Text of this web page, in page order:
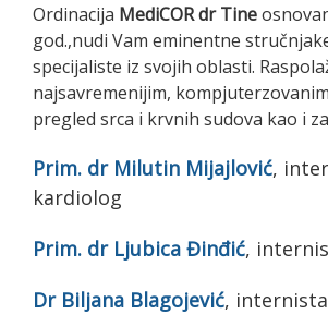
Ordinacija MediCOR dr Tine
god.,nudi Vam eminentne
specijaliste iz svojih oblasti.
najsavremenijim,
pregled srca i krvnih sudova kao i
Prim. dr Milutin Mijajlović,
kardiolog
Prim. dr Ljubica Đinđić,
Dr Biljana Blagojević,